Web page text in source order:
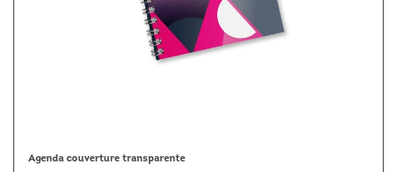
Agenda couverture transparente